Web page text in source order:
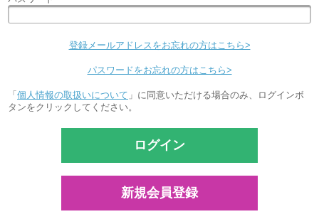
登録メールアドレスをお忘れの方はこちら>
パスワードをお忘れの方はこちら>
「 個人情報の取扱いについて 」に同意いただける場合のみ、ログインボ
タンをクリックしてください。
ログイン
新規会員登録